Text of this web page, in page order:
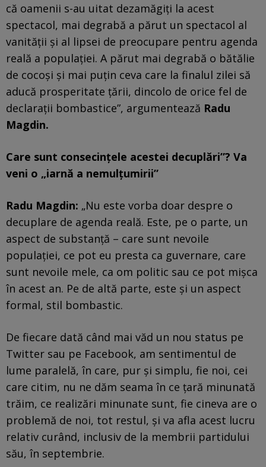
că oamenii s-au uitat dezamăgiți la acest
spectacol, mai degrabă a părut un spectacol al
vanității și al lipsei de preocupare pentru agenda
reală a populației. A părut mai degrabă o bătălie
de cocoși și mai puțin ceva care la finalul zilei să
aducă prosperitate țării, dincolo de orice fel de
declarații bombastice”, argumentează Radu
Magdin.
Care sunt consecințele acestei decuplări”? Va
veni o „iarnă a nemulțumirii”
Radu Magdin: „Nu este vorba doar despre o
decuplare de agenda reală. Este, pe o parte, un
aspect de substanță – care sunt nevoile
populației, ce pot eu presta ca guvernare, care
sunt nevoile mele, ca om politic sau ce pot mișca
în acest an. Pe de altă parte, este și un aspect
formal, stil bombastic.
De fiecare dată când mai văd un nou status pe
Twitter sau pe Facebook, am sentimentul de
lume paralelă, în care, pur și simplu, fie noi, cei
care citim, nu ne dăm seama în ce țară minunată
trăim, ce realizări minunate sunt, fie cineva are o
problemă de noi, tot restul, și va afla acest lucru
relativ curând, inclusiv de la membrii partidului
său, în septembrie.